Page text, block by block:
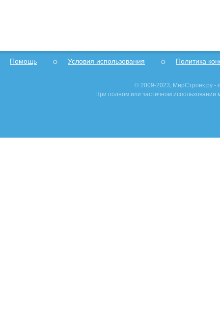
Помощь Условия использования Политика
© 2009-2023, МирСтроек.ру -
При полном или частичном использовании